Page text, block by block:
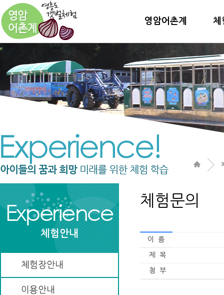
영암어촌계 체
체험안내
체험장안내
이용안내
체험문의
이 름
제 목
첨 부